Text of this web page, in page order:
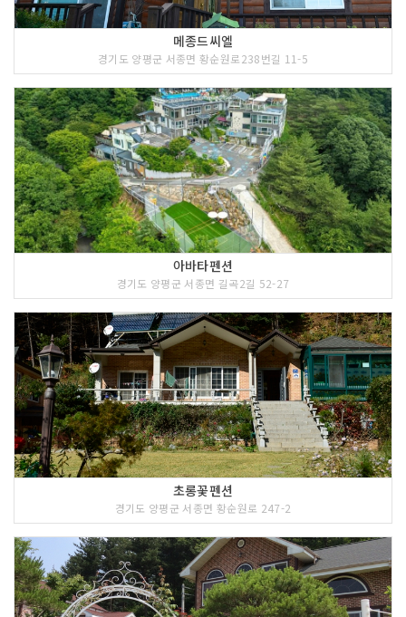
메종드씨엘
경기도 양평군 서종면 황순원로238번길 11-5
아바타펜션
경기도 양평군 서종면 길곡2길 52-27
초롱꽃펜션
경기도 양평군 서종면 황순원로 247-2